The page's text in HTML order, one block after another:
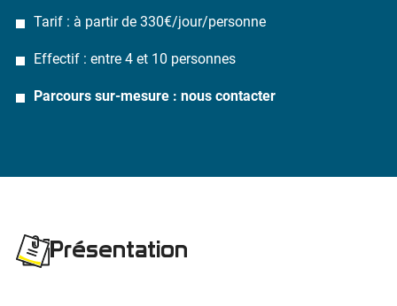
Tarif : à partir de 330€/jour/personne
Effectif : entre 4 et 10 personnes
Parcours sur-mesure : nous contacter
Présentation